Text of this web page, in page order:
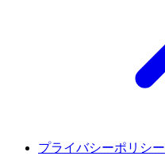
プライバシーポリシー